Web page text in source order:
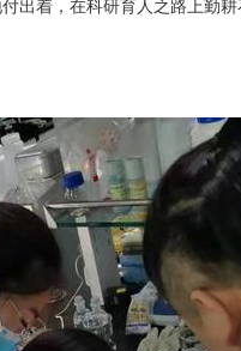
出着，在科研育人之路上勤